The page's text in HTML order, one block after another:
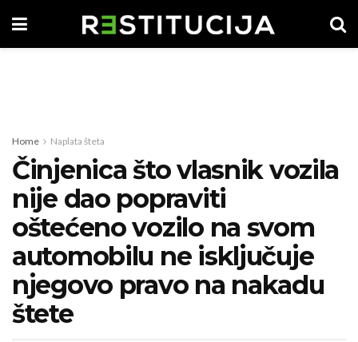
Home Naplata šteta
Činjenica što vlasnik vozila
nije dao popraviti
oštećeno vozilo na svom
automobilu ne isključuje
njegovo pravo na nakadu
štete